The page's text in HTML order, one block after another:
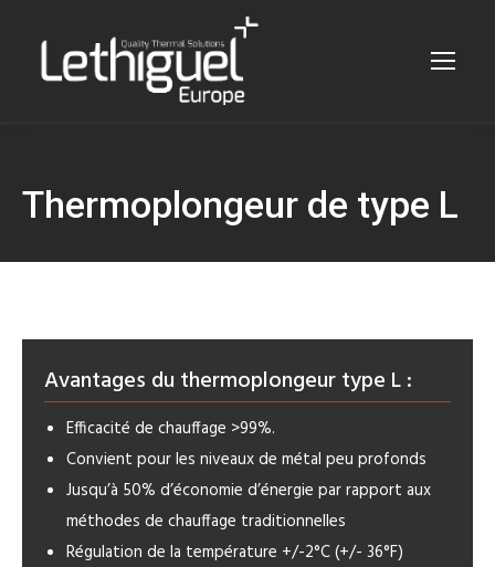
Thermoplongeur de type L
Avantages du thermoplongeur type L :
Efficacité de chauffage >99%.
Convient pour les niveaux de métal peu profonds
Jusqu’à 50% d’économie d’énergie par rapport aux
méthodes de chauffage traditionnelles
Régulation de la température +/-2°C (+/- 36°F)